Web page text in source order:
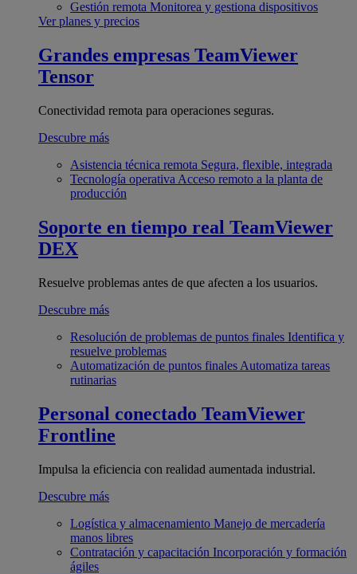
Gestión remota Monitorea y gestiona dispositivos
Ver planes y precios
Grandes empresas TeamViewer
Tensor
Conectividad remota para operaciones seguras.
Descubre más
Asistencia técnica remota Segura, flexible, integrada
Tecnología operativa Acceso remoto a la planta de
producción
Soporte en tiempo real TeamViewer
DEX
Resuelve problemas antes de que afecten a los usuarios.
Descubre más
Resolución de problemas de puntos finales Identifica y
resuelve problemas
Automatización de puntos finales Automatiza tareas
rutinarias
Personal conectado TeamViewer
Frontline
Impulsa la eficiencia con realidad aumentada industrial.
Descubre más
Logística y almacenamiento Manejo de mercadería
manos libres
Contratación y capacitación Incorporación y formación
ágiles